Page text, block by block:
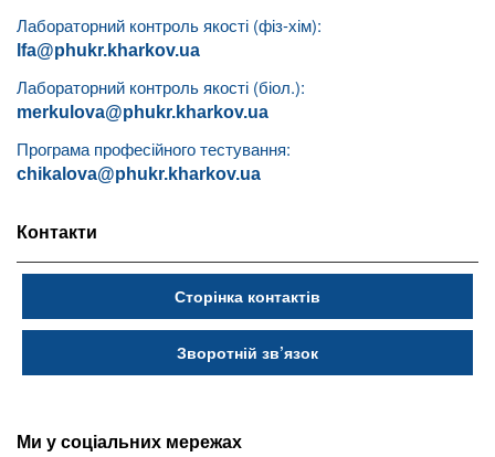
Лабораторний контроль якості (фіз-хім):
lfa@phukr.kharkov.ua
Лабораторний контроль якості (біол.):
merkulova@phukr.kharkov.ua
Програма професійного тестування:
chikalova@phukr.kharkov.ua
Контакти
Сторінка контактів
Зворотній зв’язок
Ми у соціальних мережах